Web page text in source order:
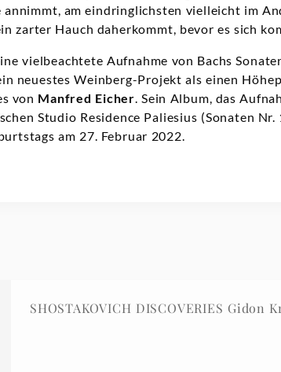
am eindringlichsten vielleicht im
zarter Hauch daherkommt, bevor es sich
vielbeachtete Aufnahme von Bachs
neuestes Weinberg-Projekt als einen
von Manfred Eicher. Sein Album, das
Studio Residence Paliesius (Sonaten
am 27. Februar 2022.
SHOSTAKOVICH DISCOVERIES